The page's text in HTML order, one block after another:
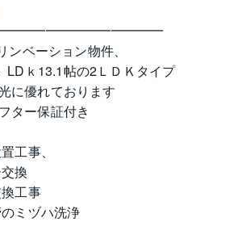
ンベーション物件、
LDｋ13.1帖の2ＬＤＫタイプ
に優れております
ター保証付き
工事、
換
工事
ミヅハ洗浄